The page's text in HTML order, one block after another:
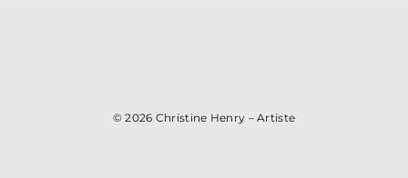
© 2026 Christine Henry – Artiste